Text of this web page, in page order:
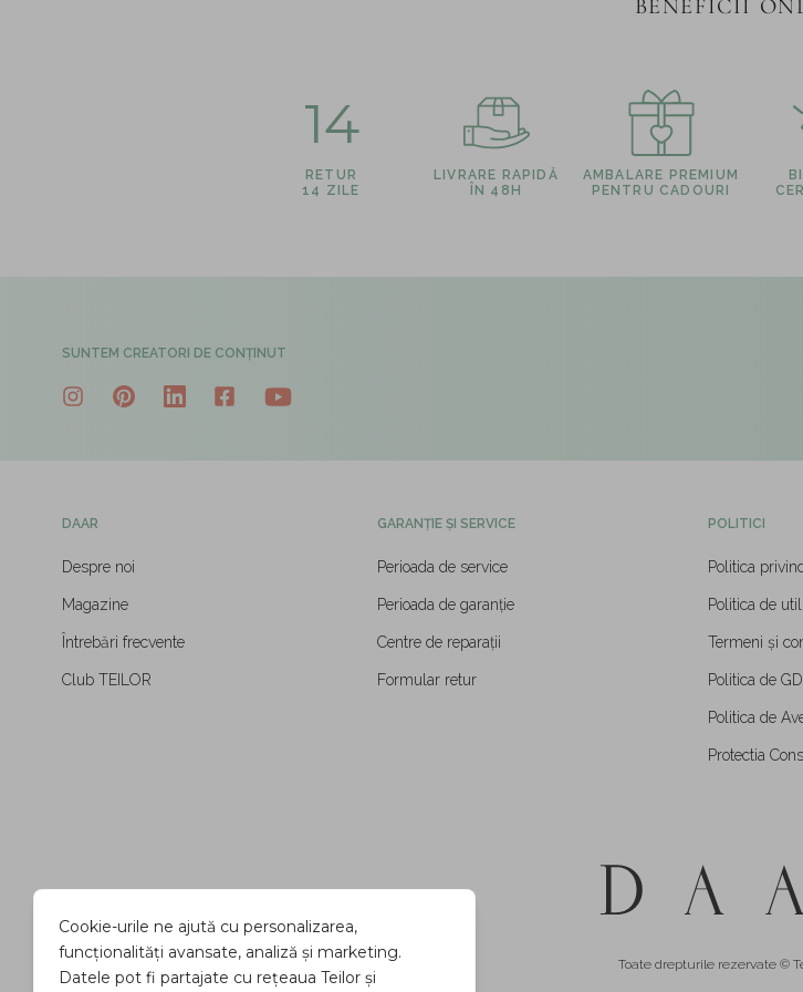
BENEFICII
14
RETUR
14 ZILE
LIVRARE RAPIDĂ
ÎN 48H
AMBALARE PREMIUM
PENTRU CADOURI
SUNTEM CREATORI DE CONȚINUT
DAAR
Despre noi
Magazine
Întrebări frecvente
Club TEILOR
GARANȚIE ȘI SERVICE
Perioada de service
Perioada de garanție
Centre de reparații
Formular retur
POLITICI
Politica
Politica de
Termeni și
Politica de
Politica de
Protectia
Toate drepturile rezervate ©